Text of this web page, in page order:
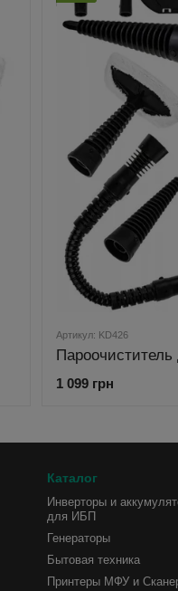
Артикул: KD426
1 099 грн
Каталог
Инверторы и
для ИБП
Генераторы
Бытовая техника
Принтеры МФУ и